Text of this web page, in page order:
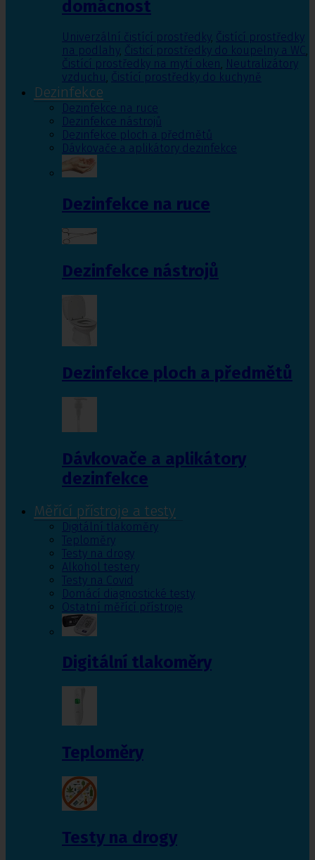
domácnost
Univerzální čistící prostředky, Čistící prostředky
na podlahy, Čisticí prostředky do koupelny a WC,
Čistící prostředky na mytí oken, Neutralizátory
vzduchu, Čistící prostředky do kuchyně
Dezinfekce
Dezinfekce na ruce
Dezinfekce nástrojů
Dezinfekce ploch a předmětů
Dávkovače a aplikátory dezinfekce
Dezinfekce na ruce
Dezinfekce nástrojů
Dezinfekce ploch a předmětů
Dávkovače a aplikátory
dezinfekce
Měřící přístroje a testy
Digitální tlakoměry
Teploměry
Testy na drogy
Alkohol testery
Testy na Covid
Domácí diagnostické testy
Ostatní měřící přístroje
Digitální tlakoměry
Teploměry
Testy na drogy